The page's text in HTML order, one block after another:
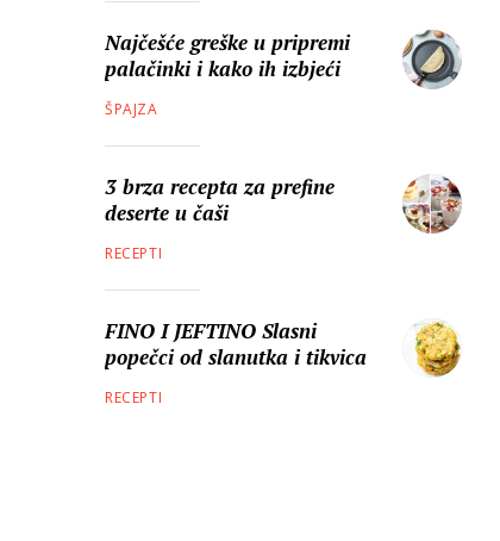
Najčešće greške u pripremi
palačinki i kako ih izbjeći
ŠPAJZA
3 brza recepta za prefine
deserte u čaši
RECEPTI
FINO I JEFTINO Slasni
popečci od slanutka i tikvica
RECEPTI